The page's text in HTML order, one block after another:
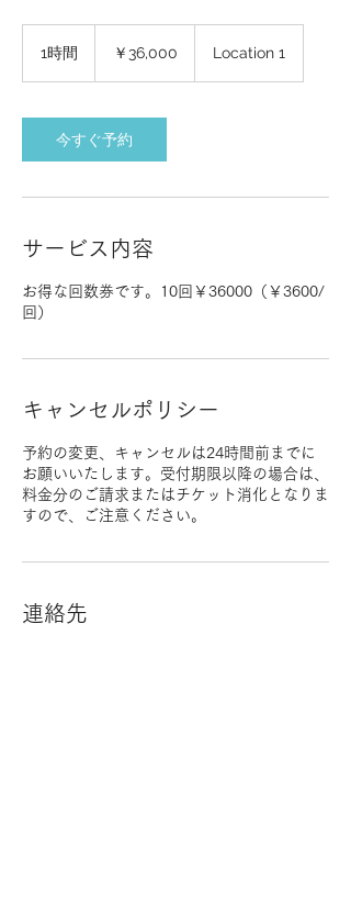
1時間 ￥36,000 Location 1
今すぐ予約
サービス内容
お得な回数券です。10回￥36000（￥3600/
回）
キャンセルポリシー
予約の変更、キャンセルは24時間前までに
お願いいたします。受付期限以降の場合は、
料金分のご請求またはチケット消化となりま
すので、ご注意ください。
連絡先